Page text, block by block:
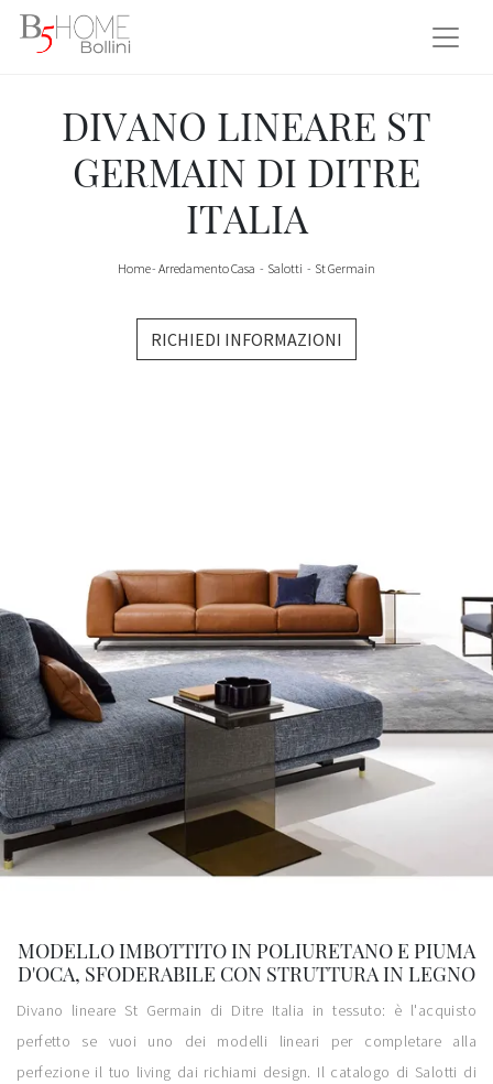
DIVANO LINEARE ST
GERMAIN DI DITRE
ITALIA
Home- Arredamento Casa - Salotti - St Germain
RICHIEDI INFORMAZIONI
MODELLO IMBOTTITO IN POLIURETANO E PIUMA
D'OCA, SFODERABILE CON STRUTTURA IN LEGNO
Divano lineare St Germain di Ditre Italia in tessuto: è l'acquisto
perfetto se vuoi uno dei modelli lineari per completare alla
perfezione il tuo living dai richiami design. Il catalogo di Salotti di